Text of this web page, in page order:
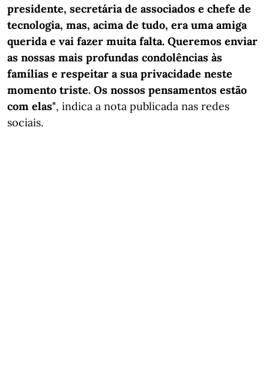
presidente, secretária de associados e chefe de
tecnologia, mas, acima de tudo, era uma amiga
querida e vai fazer muita falta. Queremos enviar
as nossas mais profundas condolências às
famílias e respeitar a sua privacidade neste
momento triste. Os nossos pensamentos estão
com elas", indica a nota publicada nas redes
sociais.